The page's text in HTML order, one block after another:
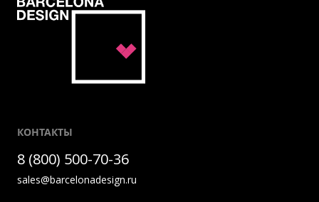
КОНТАКТЫ
8 (800) 500-70-36
sales@barcelonadesign.ru